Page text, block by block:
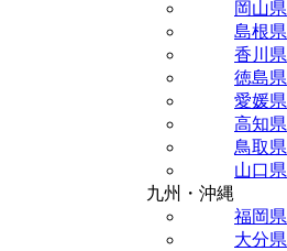
岡山県
島根県
香川県
徳島県
愛媛県
高知県
鳥取県
山口県
九州・沖縄
福岡県
大分県